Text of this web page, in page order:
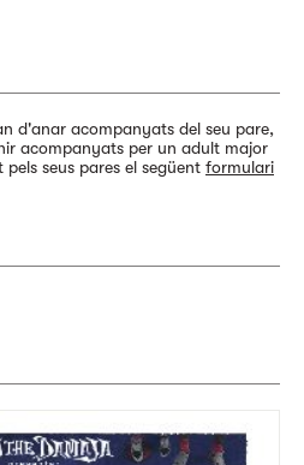
d'anar acompanyats del seu pare,
acompanyats per un adult major
seus pares el següent formulari